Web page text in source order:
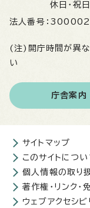
休日・祝
法人番号：
(注)開庁時間が異な
い
庁舎案内
サイトマップ
このサイトについ
個人情報の取り
著作権・リンク・
ウェブアクセシ